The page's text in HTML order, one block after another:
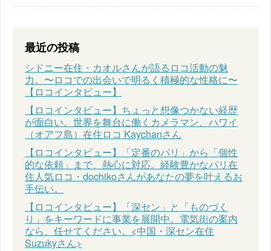
最近の投稿
シドニー在住・カオルさんが語るロコ活動の魅
力。〜ロコでの出会いで明るく積極的な性格に〜
【ロコインタビュー】
【ロコインタビュー】ちょっと想像つかない経歴
が面白い。世界を舞台に働くカメラマン、ハワイ
（オアフ島）在住ロコ Kaychanさん
【ロコインタビュー】「定番のパリ」から「個性
的な依頼」まで、熱心に対応。経験豊かなパリ在
住人気ロコ・dochikoさんがあなたの夢を叶えるお
手伝い。
【ロコインタビュー】「深セン」と「ものづく
り」をキーワードに事業を展開中。電気街の案内
なら、任せてください。<中国・深セン在住
Suzukyさん>